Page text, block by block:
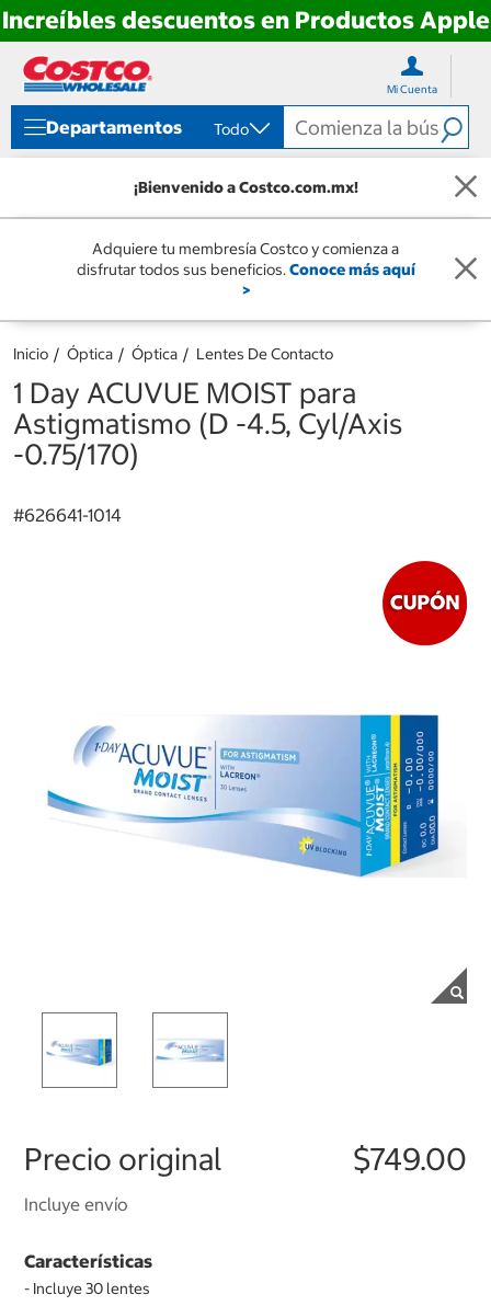
Increíbles descuentos en Productos Apple
directo
contenido
directo
menú
navegación
Mi Cuenta
Departamentos Todo
¡Bienvenido a Costco.com.mx!
Adquiere tu membresía Costco y comienza a
disfrutar todos sus beneficios.Conoce más aquí
>
Inicio Óptica Óptica Lentes De Contacto
1 Day ACUVUE MOIST para
Astigmatismo (D -4.5, Cyl/Axis
-0.75/170)
#626641-1014
Precio original $749.00
Incluye envío
Características
- Incluye 30 lentes